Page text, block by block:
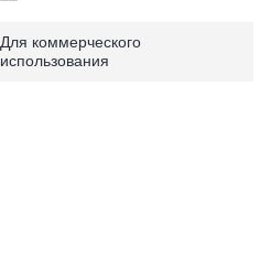
Для коммерческого
использования